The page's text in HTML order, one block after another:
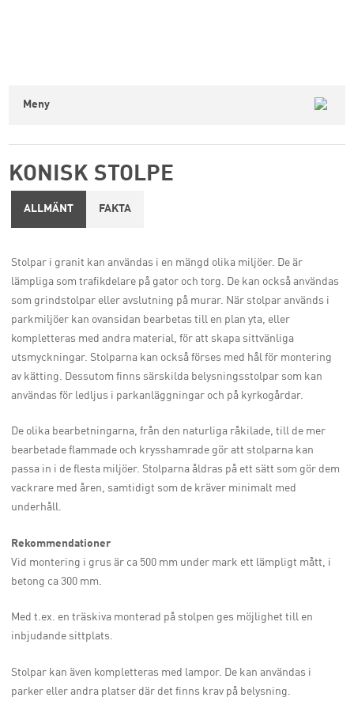
Meny
KONISK STOLPE
ALLMÄNT FAKTA
Stolpar i granit kan användas i en mängd olika miljöer. De är
lämpliga som trafikdelare på gator och torg. De kan också användas
som grindstolpar eller avslutning på murar. När stolpar används i
parkmiljöer kan ovansidan bearbetas till en plan yta, eller
kompletteras med andra material, för att skapa sittvänliga
utsmyckningar. Stolparna kan också förses med hål för montering
av kätting. Dessutom finns särskilda belysningsstolpar som kan
användas för ledljus i parkanläggningar och på kyrkogårdar.
De olika bearbetningarna, från den naturliga råkilade, till de mer
bearbetade flammade och krysshamrade gör att stolparna kan
passa in i de flesta miljöer. Stolparna åldras på ett sätt som gör dem
vackrare med åren, samtidigt som de kräver minimalt med
underhåll.
Rekommendationer
Vid montering i grus är ca 500 mm under mark ett lämpligt mått, i
betong ca 300 mm.
Med t.ex. en träskiva monterad på stolpen ges möjlighet till en
inbjudande sittplats.
Stolpar kan även kompletteras med lampor. De kan användas i
parker eller andra platser där det finns krav på belysning.